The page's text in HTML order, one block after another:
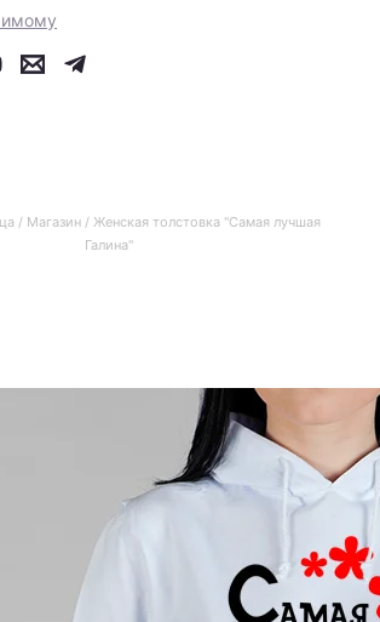
/ Магазин/ Женская толстовка "Самая лучшая
Галина"